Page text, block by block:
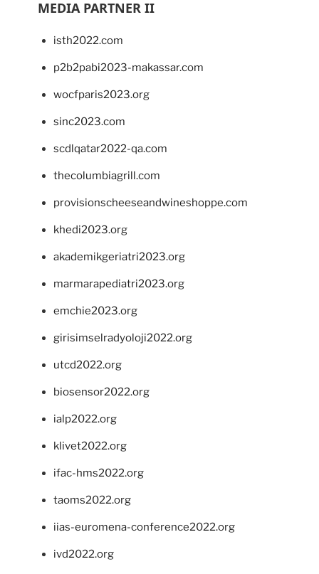
MEDIA PARTNER II
isth2022.com
p2b2pabi2023-makassar.com
wocfparis2023.org
sinc2023.com
scdlqatar2022-qa.com
thecolumbiagrill.com
provisionscheeseandwineshoppe.com
khedi2023.org
akademikgeriatri2023.org
marmarapediatri2023.org
emchie2023.org
girisimselradyoloji2022.org
utcd2022.org
biosensor2022.org
ialp2022.org
klivet2022.org
ifac-hms2022.org
taoms2022.org
iias-euromena-conference2022.org
ivd2022.org